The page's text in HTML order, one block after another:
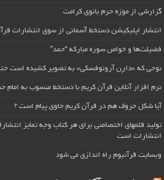
گزارشی از موزه حرم بانوی کرامت
انتشار اپلیکیشن دستخط آسمانی از سوی انتشارات
فضیلت‌ها و خواص سوره مبارکه “حمد”
نوحی که «دارِن آرونوفسکی» به تصویر کشیده است
نرم افزار آنلاین قرآن کریم با دستخط منسوب به
آیا شکل حروف هم در قرآن کریم حاوی پیام است ؟
تولید قلمهای اختصاصی برای هر کتاب وجه تمایز
انتشارات است
وبسایت قرآنیوم راه اندازی می شود